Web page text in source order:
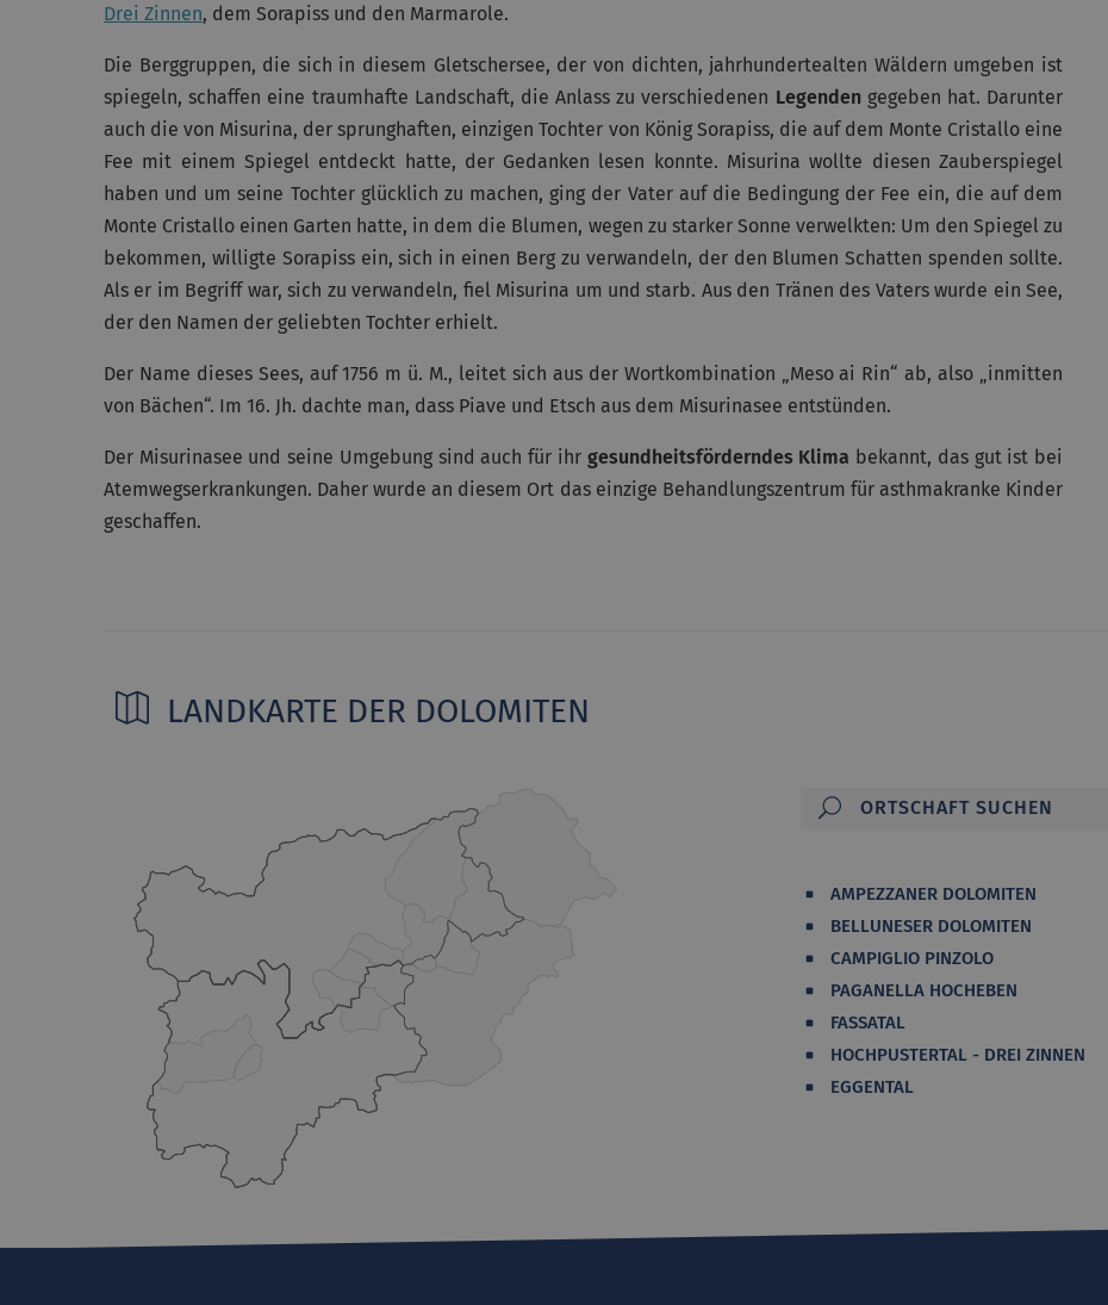
Drei Zinnen, dem Sorapiss und den Marmarole.
Die Berggruppen, die sich in diesem Gletschersee, der von dichten, jahrhundertealten Wäldern umgeben ist
spiegeln, schaffen eine traumhafte Landschaft, die Anlass zu verschiedenen Legendengegeben hat. Darunter
auch die von Misurina, der sprunghaften, einzigen Tochter von König Sorapiss, die auf dem Monte Cristallo eine
Fee mit einem Spiegel entdeckt hatte, der Gedanken lesen konnte. Misurina wollte diesen Zauberspiegel
haben und um seine Tochter glücklich zu machen, ging der Vater auf die Bedingung der Fee ein, die auf dem
Monte Cristallo einen Garten hatte, in dem die Blumen, wegen zu starker Sonne verwelkten: Um den Spiegel zu
bekommen, willigte Sorapiss ein, sich in einen Berg zu verwandeln, der den Blumen Schatten spenden sollte.
Als er im Begriff war, sich zu verwandeln, fiel Misurina um und starb. Aus den Tränen des Vaters wurde ein See,
der den Namen der geliebten Tochter erhielt.
Der Name dieses Sees, auf 1756 m ü. M., leitet sich aus der Wortkombination „Meso ai Rin“ ab, also „inmitten
von Bächen“. Im 16. Jh. dachte man, dass Piave und Etsch aus dem Misurinasee entstünden.
Der Misurinasee und seine Umgebung sind auch für ihr gesundheitsförderndes Klima bekannt, das gut ist bei
Atemwegserkrankungen. Daher wurde an diesem Ort das einzige Behandlungszentrum für asthmakranke Kinder
geschaffen.
LANDKARTE DER DOLOMITEN
AMPEZZANER DOLOMITEN
BELLUNESER DOLOMITEN
CAMPIGLIO PINZOLO
PAGANELLA HOCHEBEN
FASSATAL
HOCHPUSTERTAL - DREI ZINNEN
EGGENTAL